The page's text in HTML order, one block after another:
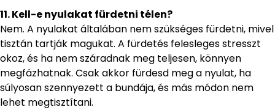
11. Kell-e nyulakat fürdetni télen?
Nem. A nyulakat általában nem szükséges fürdetni, mivel
tisztán tartják magukat. A fürdetés felesleges stresszt
okoz, és ha nem száradnak meg teljesen, könnyen
megfázhatnak. Csak akkor fürdesd meg a nyulat, ha
súlyosan szennyezett a bundája, és más módon nem
lehet megtisztítani.